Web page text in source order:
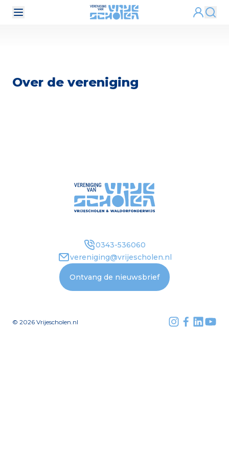
Over de vereniging
0343-536060
vereniging@vrijescholen.nl
Ontvang de nieuwsbrief
© 2026 Vrijescholen.nl